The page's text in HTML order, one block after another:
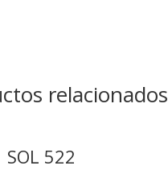
relacionados
SOL 522